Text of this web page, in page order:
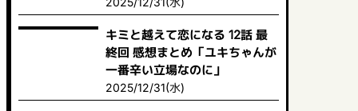
キミと越えて恋になる 12話 最
終回 感想まとめ「ユキちゃんが
一番辛い立場なのに」
2025/12/31(水)